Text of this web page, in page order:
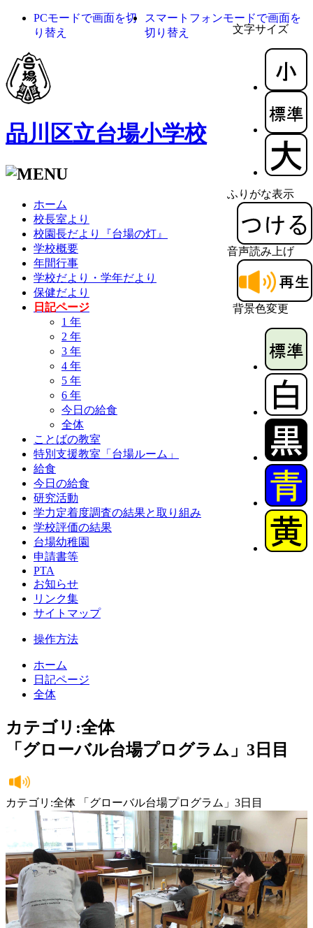
文字サイズ
ふりがな表示
音声読み上げ
背景色変更
PCモードで画面を切
り替え
スマートフォンモードで画面を
切り替え
品川区立台場小学校
ホーム
校長室より
校園長だより『台場の灯』
学校概要
年間行事
学校だより・学年だより
保健だより
日記ページ
1 年
2 年
3 年
4 年
5 年
6 年
今日の給食
全体
ことばの教室
特別支援教室「台場ルーム」
給食
今日の給食
研究活動
学力定着度調査の結果と取り組み
学校評価の結果
台場幼稚園
申請書等
PTA
お知らせ
リンク集
サイトマップ
操作方法
ホーム
日記ページ
全体
カテゴリ:全体
「グローバル台場プログラム」3日目
カテゴリ:全体 「グローバル台場プログラム」3日目